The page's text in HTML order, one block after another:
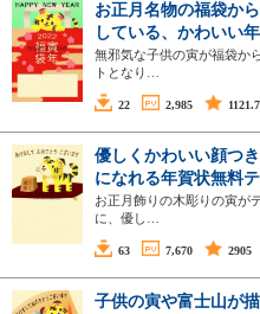
お正月名物の福袋か
している、かわいい
無邪気な子供の寅が福袋か
トとなり…
22 2,985
優しくかわいい顔つ
になれる年賀状無料
お正月飾りの木彫りの寅が
に、優し…
63 7,670 2905
子供の寅や富士山が